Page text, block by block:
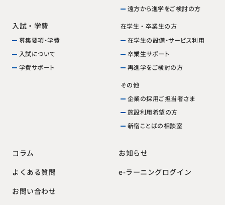
入試・学費
募集要項・学費
入試について
学費サポート
遠方から進学をご検討の方
在学生・卒業生の方
在学生の設備・サービス利用
卒業生サポート
再進学をご検討の方
その他
企業の採用ご担当者さま
施設利用希望の方
新宿ことばの相談室
コラム お知らせ
よくある質問 e-ラーニングログイン
お問い合わせ